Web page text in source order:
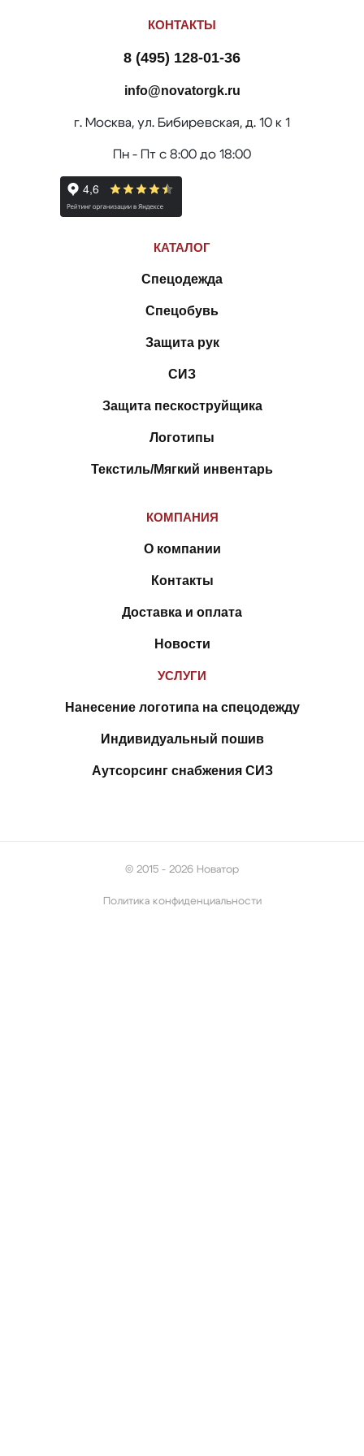
КОНТАКТЫ
8 (495) 128-01-36
info@novatorgk.ru
г. Москва, ул. Бибиревская, д. 10 к 1
Пн - Пт с 8:00 до 18:00
КАТАЛОГ
Спецодежда
Спецобувь
Защита рук
СИЗ
Защита пескоструйщика
Логотипы
Текстиль/Мягкий инвентарь
КОМПАНИЯ
О компании
Контакты
Доставка и оплата
Новости
УСЛУГИ
Нанесение логотипа на спецодежду
Индивидуальный пошив
Аутсорсинг снабжения СИЗ
© 2015 - 2026 Новатор
Политика конфиденциальности